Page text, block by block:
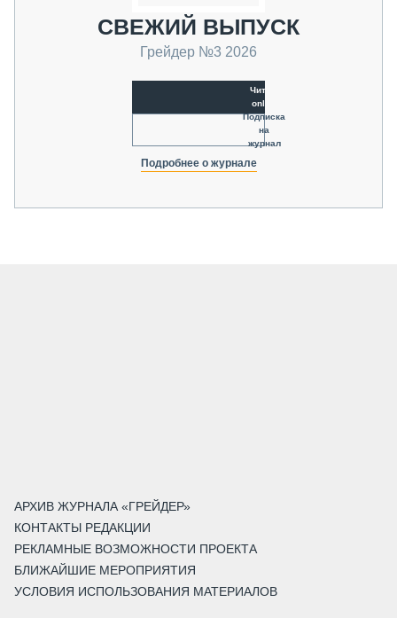
СВЕЖИЙ ВЫПУСК
Грейдер №3 2026
Читать
online
Подписка
на
журнал
Подробнее о журнале
АРХИВ ЖУРНАЛА «ГРЕЙДЕР»
КОНТАКТЫ РЕДАКЦИИ
РЕКЛАМНЫЕ ВОЗМОЖНОСТИ ПРОЕКТА
БЛИЖАЙШИЕ МЕРОПРИЯТИЯ
УСЛОВИЯ ИСПОЛЬЗОВАНИЯ МАТЕРИАЛОВ